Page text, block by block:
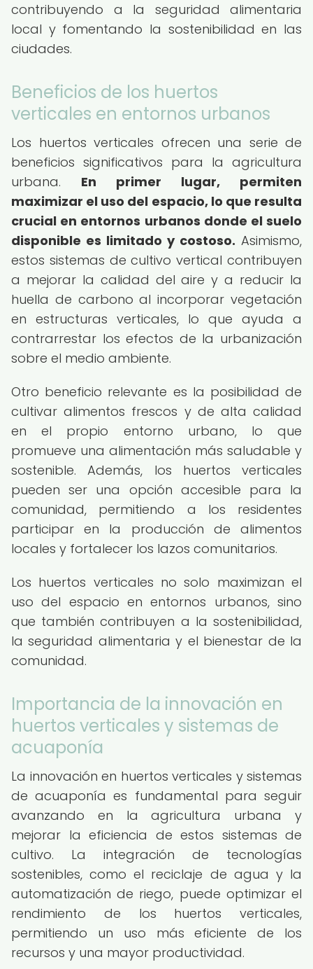
contribuyendo a la seguridad alimentaria
local y fomentando la sostenibilidad en las
ciudades.
Beneficios de los huertos
verticales en entornos urbanos
Los huertos verticales ofrecen una serie de
beneficios significativos para la agricultura
urbana. En primer lugar, permiten
maximizar el uso del espacio, lo que resulta
crucial en entornos urbanos donde el suelo
disponible es limitado y costoso. Asimismo,
estos sistemas de cultivo vertical contribuyen
a mejorar la calidad del aire y a reducir la
huella de carbono al incorporar vegetación
en estructuras verticales, lo que ayuda a
contrarrestar los efectos de la urbanización
sobre el medio ambiente.
Otro beneficio relevante es la posibilidad de
cultivar alimentos frescos y de alta calidad
en el propio entorno urbano, lo que
promueve una alimentación más saludable y
sostenible. Además, los huertos verticales
pueden ser una opción accesible para la
comunidad, permitiendo a los residentes
participar en la producción de alimentos
locales y fortalecer los lazos comunitarios.
Los huertos verticales no solo maximizan el
uso del espacio en entornos urbanos, sino
que también contribuyen a la sostenibilidad,
la seguridad alimentaria y el bienestar de la
comunidad.
Importancia de la innovación en
huertos verticales y sistemas de
acuaponía
La innovación en huertos verticales y sistemas
de acuaponía es fundamental para seguir
avanzando en la agricultura urbana y
mejorar la eficiencia de estos sistemas de
cultivo. La integración de tecnologías
sostenibles, como el reciclaje de agua y la
automatización de riego, puede optimizar el
rendimiento de los huertos verticales,
permitiendo un uso más eficiente de los
recursos y una mayor productividad.